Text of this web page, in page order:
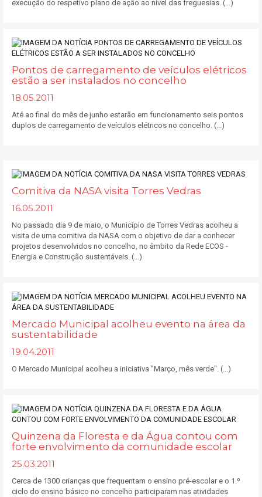
execução do respetivo plano de ação ao nível das freguesias. (...)
Pontos de carregamento de veículos elétricos
estão a ser instalados no concelho
18.05.2011
Até ao final do mês de junho estarão em funcionamento seis pontos
duplos de carregamento de veículos elétricos no concelho. (...)
Comitiva da NASA visita Torres Vedras
16.05.2011
No passado dia 9 de maio, o Município de Torres Vedras acolheu a
visita de uma comitiva da NASA com o objetivo de dar a conhecer
projetos desenvolvidos no concelho, no âmbito da Rede ECOS -
Energia e Construção sustentáveis. (...)
Mercado Municipal acolheu evento na área da
sustentabilidade
19.04.2011
O Mercado Municipal acolheu a iniciativa "Março, mês verde". (...)
Quinzena da Floresta e da Água contou com
forte envolvimento da comunidade escolar
25.03.2011
Cerca de 1300 crianças que frequentam o ensino pré-escolar e o 1.º
ciclo do ensino básico no concelho participaram nas atividades